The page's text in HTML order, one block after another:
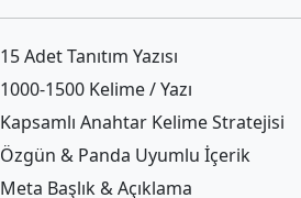
15 Adet Tanıtım Yazısı
1000-1500 Kelime / Yazı
Kapsamlı Anahtar Kelime Stratejisi
Özgün & Panda Uyumlu İçerik
Meta Başlık & Açıklama